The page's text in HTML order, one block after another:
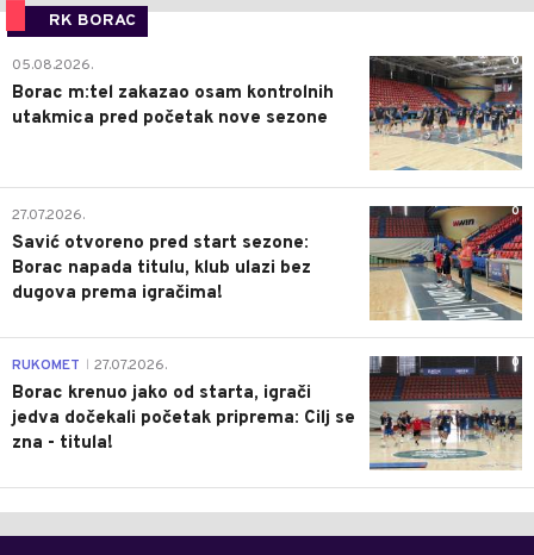
RK BORAC
0
05.08.2026.
Borac m:tel zakazao osam kontrolnih
utakmica pred početak nove sezone
0
27.07.2026.
Savić otvoreno pred start sezone:
Borac napada titulu, klub ulazi bez
dugova prema igračima!
0
RUKOMET 27.07.2026.
Borac krenuo jako od starta, igrači
jedva dočekali početak priprema: Cilj se
zna - titula!